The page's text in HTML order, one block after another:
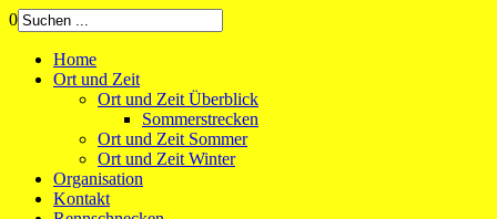
0
Home
Ort und Zeit
Ort und Zeit Überblick
Sommerstrecken
Ort und Zeit Sommer
Ort und Zeit Winter
Organisation
Kontakt